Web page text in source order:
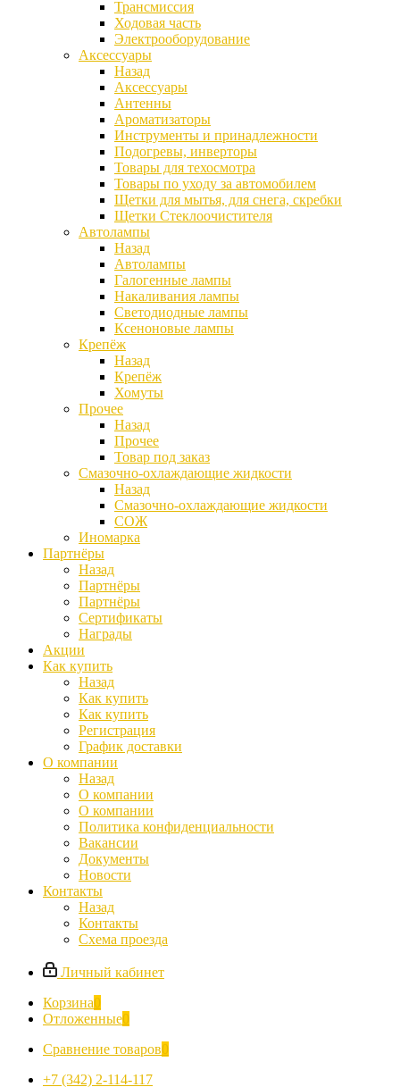
Трансмиссия
Ходовая часть
Электрооборудование
Аксессуары
Назад
Аксессуары
Антенны
Ароматизаторы
Инструменты и принадлежности
Подогревы, инверторы
Товары для техосмотра
Товары по уходу за автомобилем
Щетки для мытья, для снега, скребки
Щетки Стеклоочистителя
Автолампы
Назад
Автолампы
Галогенные лампы
Накаливания лампы
Светодиодные лампы
Ксеноновые лампы
Крепёж
Назад
Крепёж
Хомуты
Прочее
Назад
Прочее
Товар под заказ
Смазочно-охлаждающие жидкости
Назад
Смазочно-охлаждающие жидкости
СОЖ
Иномарка
Партнёры
Назад
Партнёры
Партнёры
Сертификаты
Награды
Акции
Как купить
Назад
Как купить
Как купить
Регистрация
График доставки
О компании
Назад
О компании
О компании
Политика конфиденциальности
Вакансии
Документы
Новости
Контакты
Назад
Контакты
Схема проезда
Личный кабинет
Корзина0
Отложенные0
Сравнение товаров0
+7 (342) 2-114-117